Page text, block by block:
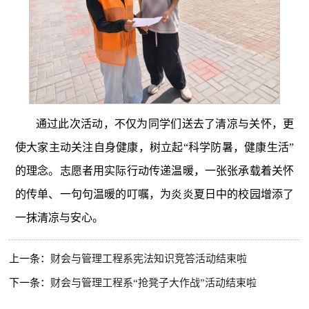
通过此次活动，不仅为同学们送去了清凉与关怀，更
使大家主动关注自身健康，树立起“科学防暑，健康生活”
的理念。志愿者用实际行动传递温暖，一张张承载着关怀
的传单、一句句温暖的叮嘱，为炎炎夏日中的校园增添了
一抹清凉与安心。
上一条： 财会与管理工程系宪法知识竞答活动结束啦
下一条： 财会与管理工程系“抢凳子大作战”活动结束啦